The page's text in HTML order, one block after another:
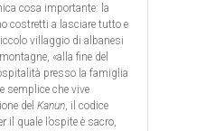
cosa importante: la
costretti a lasciare tutto e
villaggio di albanesi
«alla fine del
presso la famiglia
semplice che vive
del Kanun, il codice
il quale l’ospite è sacro,